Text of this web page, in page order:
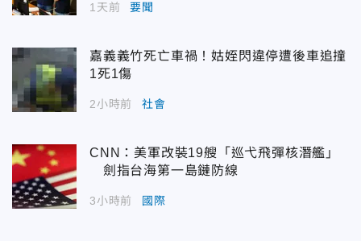
1天前 要聞
嘉義義竹死亡車禍！姑姪閃違停遭後車追撞
1死1傷
2小時前 社會
CNN：美軍改裝19艘「巡弋飛彈核潛艦」
劍指台海第一島鏈防線
3小時前 國際